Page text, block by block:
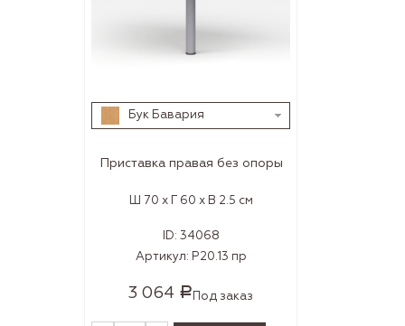
Бук Бавария
Приставка правая без опоры
Ш 70 x Г 60 x В 2.5 см
ID: 34068
Артикул: Р20.13 пр
3 064 РПод заказ